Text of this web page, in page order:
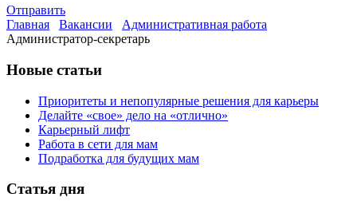
Отправить
Главная
Вакансии
Административная работа
Администратор-секретарь
Новые статьи
Приоритеты и непопулярные решения для карьеры
Делайте «свое» дело на «отлично»
Карьерный лифт
Работа в сети для мам
Подработка для будущих мам
Статья дня